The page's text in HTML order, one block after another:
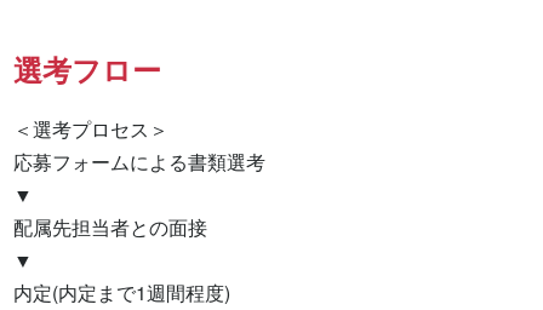
選考フロー
＜選考プロセス＞
応募フォームによる書類選考
▼
配属先担当者との面接
▼
内定(内定まで1週間程度)